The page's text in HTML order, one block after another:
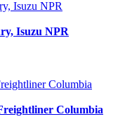
Isuzu NPR
Columbia